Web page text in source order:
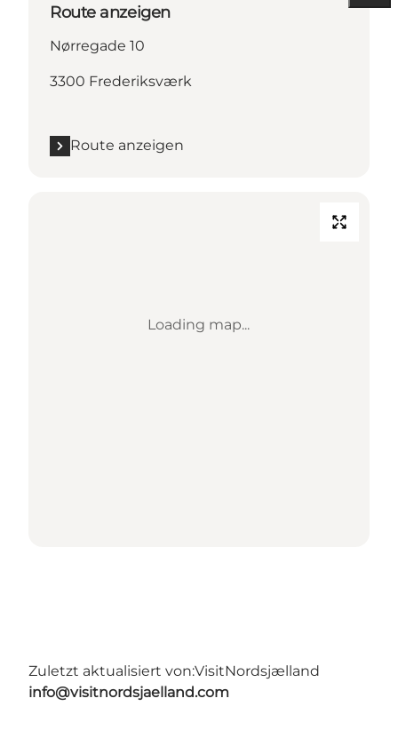
Route anzeigen
Nørregade 10
3300 Frederiksværk
Route anzeigen
Loading map...
Zuletzt aktualisiert von:VisitNordsjælland
info@visitnordsjaelland.com